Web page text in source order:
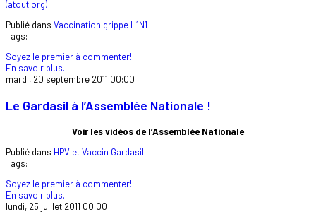
(atout.org)
Publié dans Vaccination grippe H1N1
Tags:
Soyez le premier à commenter!
En savoir plus...
mardi, 20 septembre 2011 00:00
Le Gardasil à l’Assemblée Nationale !
Voir les vidéos de l’Assemblée Nationale
Publié dans HPV et Vaccin Gardasil
Tags:
Soyez le premier à commenter!
En savoir plus...
lundi, 25 juillet 2011 00:00